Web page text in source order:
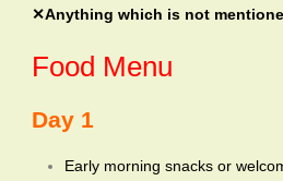
✕Anything which is not
Food Menu
Day 1
Early morning snacks or